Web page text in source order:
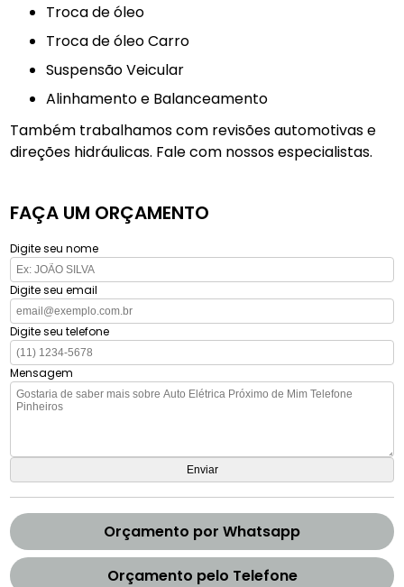
troca de óleo
Troca de óleo Carro
Suspensão Veicular
Alinhamento e Balanceamento
Também trabalhamos com revisões automotivas e
direções hidráulicas. Fale com nossos especialistas.
FAÇA UM ORÇAMENTO
Digite seu nome
Digite seu email
Digite seu telefone
Mensagem
Orçamento por Whatsapp
Orçamento pelo Telefone